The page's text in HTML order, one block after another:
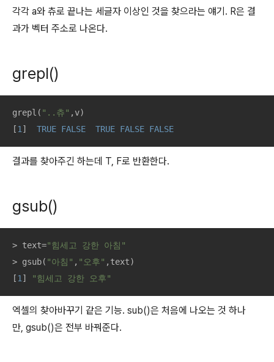
각각 a와 츄로 끝나는 세글자 이상인 것을 찾으라는 얘기. R은 결
과가 벡터 주소로 나온다.
grepl()
grepl( "..츄" ,v)
[1 ] TRUE FALSE TRUE FALSE FALSE
결과를 찾아주긴 하는데 T, F로 반환한다.
gsub()
> text="힘세고 강한 아침"
> gsub( "아침" , "오후" ,text)
[1 ] "힘세고 강한 오후"
엑셀의 찾아바꾸기 같은 기능. sub()은 처음에 나오는 것 하나
만, gsub()은 전부 바꿔준다.